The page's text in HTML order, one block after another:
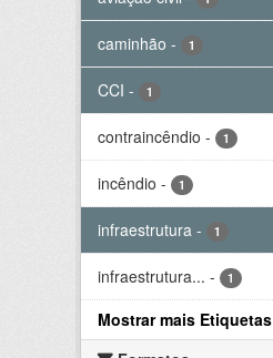
caminhão - 1
CCI - 1
contraincêndio - 1
incêndio - 1
infraestrutura - 1
infraestrutura... - 1
Mostrar mais Etiquetas